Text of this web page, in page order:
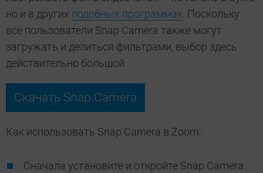
но и в других подобных программах. Поскольку
все пользователи Snap Camera также могут
загружать и делиться фильтрами, выбор здесь
действительно большой.
Скачать Snap Camera
Как использовать Snap Camera в Zoom:
Сначала установите и откройте Snap Camera.